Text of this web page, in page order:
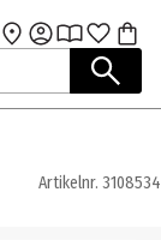
Artikelnr. 3108534